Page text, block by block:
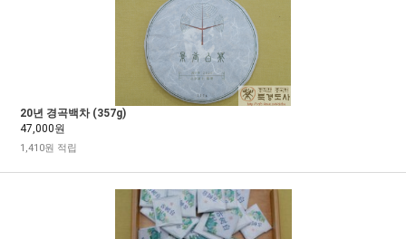
20년 경곡백차 (357g)
47,000원
1,410원 적립